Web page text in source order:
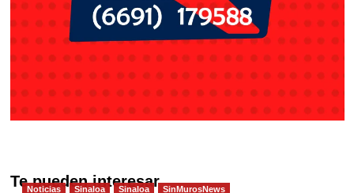
Te pueden interesar
Noticias Sinaloa Sinaloa SinMurosNews